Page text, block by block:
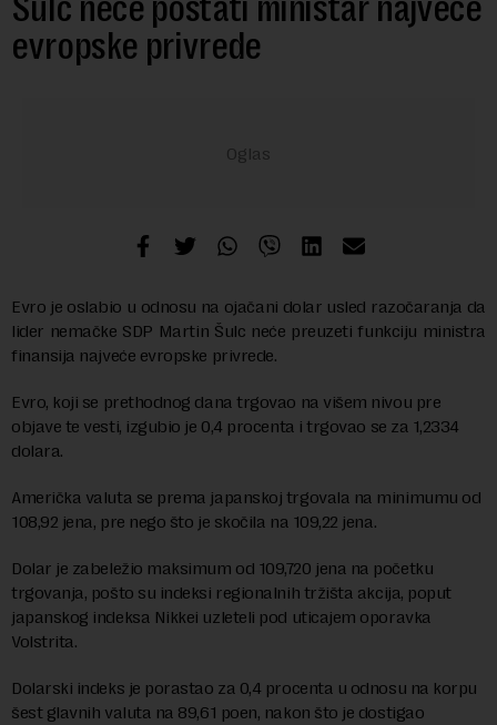
evropske privrede
Evro je oslabio u odnosu na ojačani dolar usled razočaranja da
lider nemačke SDP Martin Šulc neće preuzeti funkciju ministra
finansija najveće evropske privrede.
Evro, koji se prethodnog dana trgovao na višem nivou pre
objave te vesti, izgubio je 0,4 procenta i trgovao se za 1,2334
dolara.
Američka valuta se prema japanskoj trgovala na minimumu od
108,92 jena, pre nego što je skočila na 109,22 jena.
Dolar je zabeležio maksimum od 109,720 jena na početku
trgovanja, pošto su indeksi regionalnih tržišta akcija, poput
japanskog indeksa Nikkei uzleteli pod uticajem oporavka
Volstrita.
Dolarski indeks je porastao za 0,4 procenta u odnosu na korpu
šest glavnih valuta na 89,61 poen, nakon što je dostigao